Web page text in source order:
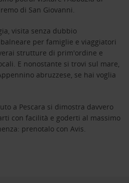
di San Giovanni.
visita senza dubbio
per famiglie e viaggiatori
strutture di prim'ordine e
E nonostante si trovi sul mare,
abruzzese, se hai voglia
a Pescara si dimostra davvero
con facilità e goderti al massimo
prenotalo con Avis.